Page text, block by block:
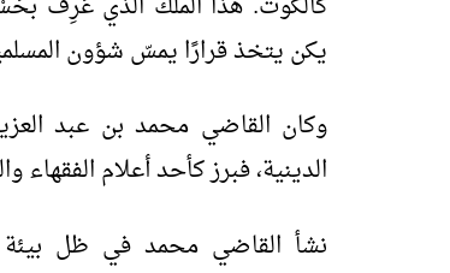
يكن يتخذ قرارًا يمسّ شؤون
وكان القاضي محمد بن عبد
الدينية، فبرز كأحد أعلام
نشأ القاضي محمد في ظل بيئة